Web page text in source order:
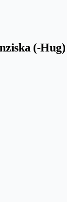
(-Hug)